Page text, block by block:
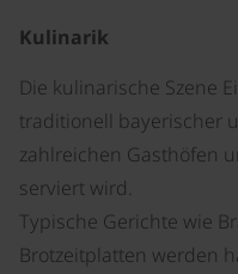
Kulinarik
Die kulinarische Szene
traditionell bayerischer
zahlreichen Gasthöfen
serviert wird.
Typische Gerichte wie
Brotzeitplatten werden